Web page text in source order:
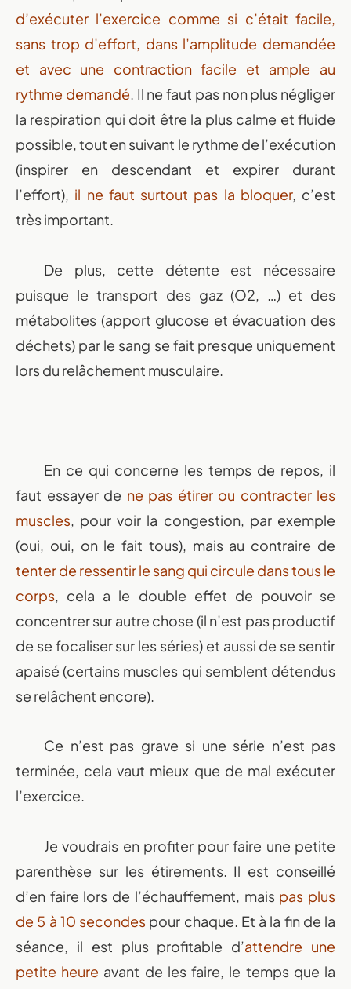
d’exécuter l’exercice comme si c’était facile,
sans trop d’effort, dans l’amplitude demandée
et avec une contraction facile et ample au
rythme demandé. Il ne faut pas non plus négliger
la respiration qui doit être la plus calme et fluide
possible, tout en suivant le rythme de l’exécution
(inspirer en descendant et expirer durant
l’effort), il ne faut surtout pas la bloquer, c’est
très important.
De plus, cette détente est nécessaire
puisque le transport des gaz (O2, …) et des
métabolites (apport glucose et évacuation des
déchets) par le sang se fait presque uniquement
lors du relâchement musculaire.
En ce qui concerne les temps de repos, il
faut essayer de ne pas étirer ou contracter les
muscles , pour voir la congestion, par exemple
(oui, oui, on le fait tous), mais au contraire de
tenter de ressentir le sang qui circule dans tous le
corps , cela a le double effet de pouvoir se
concentrer sur autre chose (il n’est pas productif
de se focaliser sur les séries) et aussi de se sentir
apaisé (certains muscles qui semblent détendus
se relâchent encore).
Ce n’est pas grave si une série n’est pas
terminée, cela vaut mieux que de mal exécuter
l’exercice.
Je voudrais en profiter pour faire une petite
parenthèse sur les étirements. Il est conseillé
d’en faire lors de l’échauffement, mais pas plus
de 5 à 10 secondes pour chaque. Et à la fin de la
séance, il est plus profitable d’attendre une
petite heure avant de les faire, le temps que la